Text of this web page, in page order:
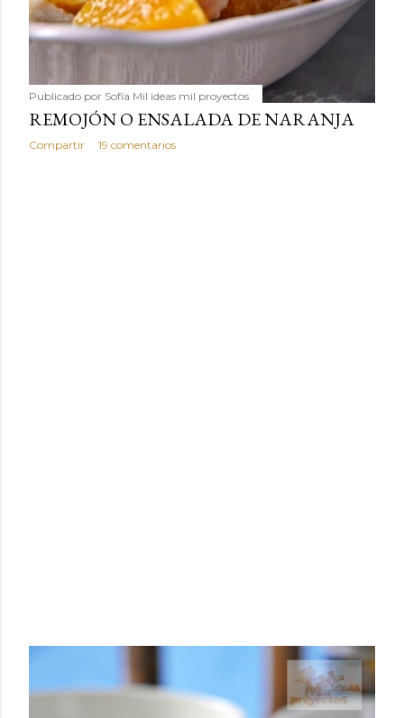
Publicado por Sofía Mil ideas mil proyectos
REMOJÓN O ENSALADA DE NARANJA
Compartir 19 comentarios